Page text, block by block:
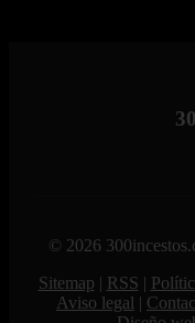
© 2026
Sitemap | RSS |
Aviso legal |